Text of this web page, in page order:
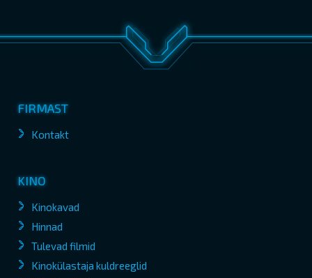
FIRMAST
Kontakt
KINO
Kinokavad
Hinnad
Tulevad filmid
Kinokülastaja kuldreeglid